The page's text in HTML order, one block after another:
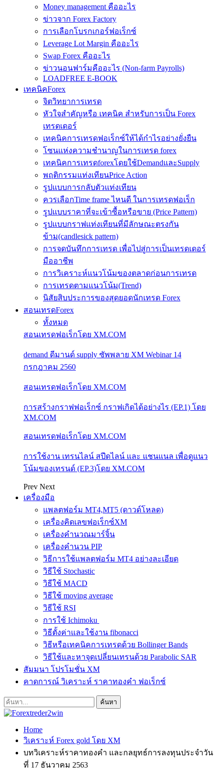
Money management คืออะไร
ข่าวจาก Forex Factory
การเลือกโบรกเกอร์ฟอเร็กซ์
Leverage Lot Margin คืออะไร
Swap Forex คืออะไร
ข่าวนอนฟาร์มคืออะไร (Non-farm Payrolls)
LOADFREE E-BOOK
เทคนิคForex
จิตวิทยาการเทรด
หัวใจสำคัญหรือ เทคนิค สำหรับการเป็น Forex
เทรดเดอร์
เทคนิคการเทรดฟอเร็กซ์ให้ได้กำไรอย่างยั่งยืน
โซนแห่งความชำนาญในการเทรด forex
เทคนิคการเทรดforexโดยใช้DemandและSupply
พฤติกรรมแท่งเทียนPrice Action
รูปแบบการกลับตัวแท่งเทียน
ควรเลือกTime frame ไหนดี ในการเทรดฟอเร็ก
รูปแบบราคาที่จะเข้าซื้อหรือขาย (Price Pattern)
รูปแบบกราฟแท่งเทียนที่มีลักษณะตรงกัน
ข้าม(candlesick pattern)
การจดบันทึกการเทรด เพื่อไปสู่การเป็นเทรดเดอร์
มืออาชีพ
การวิเคราะห์แนวโน้มของตลาดก่อนการเทรด
การเทรดตามแนวโน้ม(Trend)
นิสัยสิบประการของสุดยอดนักเทรด Forex
สอนเทรดForex
ทั้งหมด
สอนเทรดฟอเร็กโดย XM.COM
demand ดีมานด์ supply ซัพพลาย XM Webinar 14
กรกฎาคม 2560
สอนเทรดฟอเร็กโดย XM.COM
การสร้างกราฟฟอเร็กซ์ กราฟเกิดได้อย่างไร (EP.1) โดย
XM.COM
สอนเทรดฟอเร็กโดย XM.COM
การใช้งาน เทรนไลน์ สปีดไลน์ และ แชนแนล เพื่อดูแนว
โน้มของเทรนด์ (EP.3)โดย XM.COM
Prev Next
เครื่องมือ
แพลตฟอร์ม MT4,MT5 (ดาวด์โหลด)
เครื่องคิดเลขฟอเร็กซ์XM
เครื่องคำนวณมาร์จิ้น
เครื่องคำนวน PIP
วิธีการใช้แพลตฟอร์ม MT4 อย่างละเอียด
วิธีใช้ Stochastic
วิธีใช้ MACD
วิธีใช้ moving average
วิธีใช้ RSI
การใช้ Ichimoku
วิธีตั้งค่าและใช้งาน fibonacci
วิธีหรือเทคนิคการเทรดด้วย Bollinger Bands
วิธีใช้และหาจุดเปลี่ยนเทรนด้วย Parabolic SAR
สัมมนา โปรโมชั่น XM
คาดการณ์ วิเคราะห์ ราคาทองคำ ฟอเร็กซ์
Home
วิเคราะห์ Forex gold โดย XM
บทวิเคราะห์ราคาทองคำ และกลยุทธ์การลงทุนประจำวัน
ที่ 17 ธันวาคม 2563